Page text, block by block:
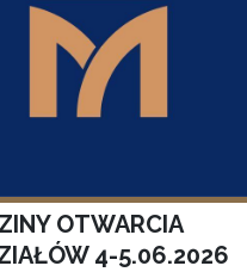
OTWARCIA
4-5.06.2026